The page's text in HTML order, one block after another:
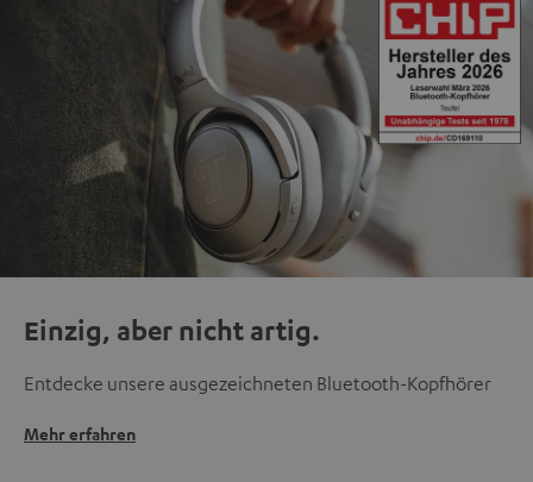
Einzig, aber nicht artig.
Entdecke unsere ausgezeichneten Bluetooth-Kopfhörer
Mehr erfahren